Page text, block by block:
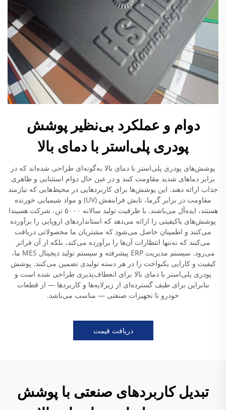
دوام و عملکرد بی‌نظیر پوشش
پودری پلی‌استر با دمای بالا
پوشش‌های پودری پلی‌استر با دمای بالا به‌گونه‌ای طراحی شده‌اند که در
برابر دماهای شدید مقاومت کنند و در عین حال دوام استثنایی و ظاهری
جذاب ارائه دهند. این پوشش‌ها برای کاربردهایی در محیط‌هایی که نیازمند
مقاومت در برابر گرما، تابش فرابنفش (UV) و مواد شیمیایی خورنده
هستند، ایده‌آل می‌باشند. با ظرفیت تولید سالانه ۵۰۰۰ تن، شرکت هسیندا
پوشش‌های باکیفیتی را ارائه می‌دهد که استانداردهای اروپایی را برآورده
می‌کنند و اطمینان حاصل می‌شود که مشتریان ما محصولاتی دریافت
می‌کنند که نه‌تنها انتظارات آن‌ها را برآورده می‌کند، بلکه از آن فراتر
می‌رود. سیستم مدیریت ERP پیشرفته و سیستم تولید دیجیتال MES ما،
کیفیت و کارایی یکنواخت را در هر دسته تولیدی تضمین می‌کنند. پوشش
پودری پلی‌استر با دمای بالا برای انعطاف‌پذیری طراحی شده است و
بنابراین برای طیف گسترده‌ای از زیرلایه‌ها و کاربردها — از قطعات
خودرو تا تجهیزات صنعتی — مناسب می‌باشد.
دریافت قیمت
تبدیل کاربردهای صنعتی با پوشش